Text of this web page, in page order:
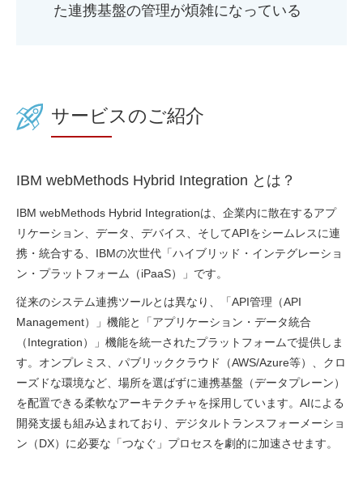
た連携基盤の管理が煩雑になっている
サービスのご紹介
IBM webMethods Hybrid Integration とは？
IBM webMethods Hybrid Integrationは、企業内に散在するアプ
リケーション、データ、デバイス、そしてAPIをシームレスに連
携・統合する、IBMの次世代「ハイブリッド・インテグレーショ
ン・プラットフォーム（iPaaS）」です。
従来のシステム連携ツールとは異なり、「API管理（API
Management）」機能と「アプリケーション・データ統合
（Integration）」機能を統一されたプラットフォームで提供しま
す。オンプレミス、パブリッククラウド（AWS/Azure等）、クロ
ーズドな環境など、場所を選ばずに連携基盤（データプレーン）
を配置できる柔軟なアーキテクチャを採用しています。AIによる
開発支援も組み込まれており、デジタルトランスフォーメーショ
ン（DX）に必要な「つなぐ」プロセスを劇的に加速させます。